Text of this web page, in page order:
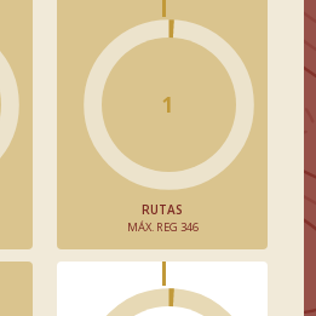
1
RUTAS
MÁX. REG 346